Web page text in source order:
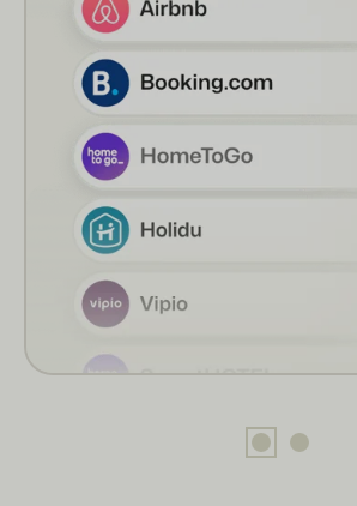
BEX Oversigt
Opdag de uendelige muligheder på
platformen.
For ferieparker
Opdag fordelene ved Booking Experts til
For grupper
Opdag fordelene ved bookingeksperter til
grupper.